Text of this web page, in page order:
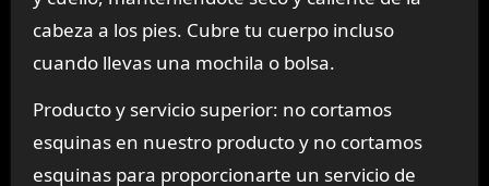
cabeza a los pies. Cubre tu cuerpo incluso
cuando llevas una mochila o bolsa.
Producto y servicio superior: no cortamos
esquinas en nuestro producto y no cortamos
esquinas para proporcionarte un servicio de